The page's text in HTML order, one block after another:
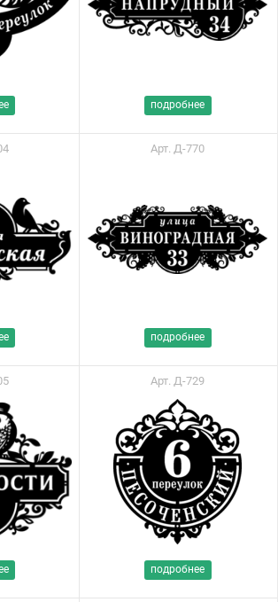
подробнее
Арт. Д-770
подробнее
Арт. Д-729
подробнее